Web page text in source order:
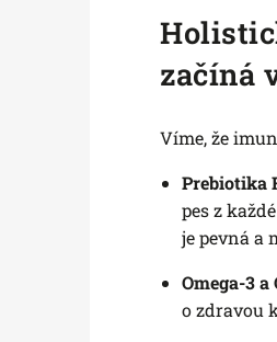
začíná
Víme, že
Prebiotika
pes z
je pevná a
Omega-3 a
o zdravou